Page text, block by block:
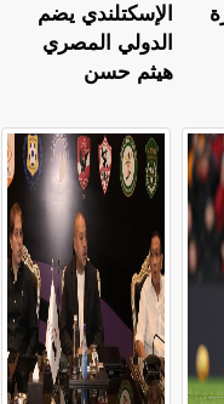
الإسكتلندي يضم
الدولي المصري
هيثم حسن